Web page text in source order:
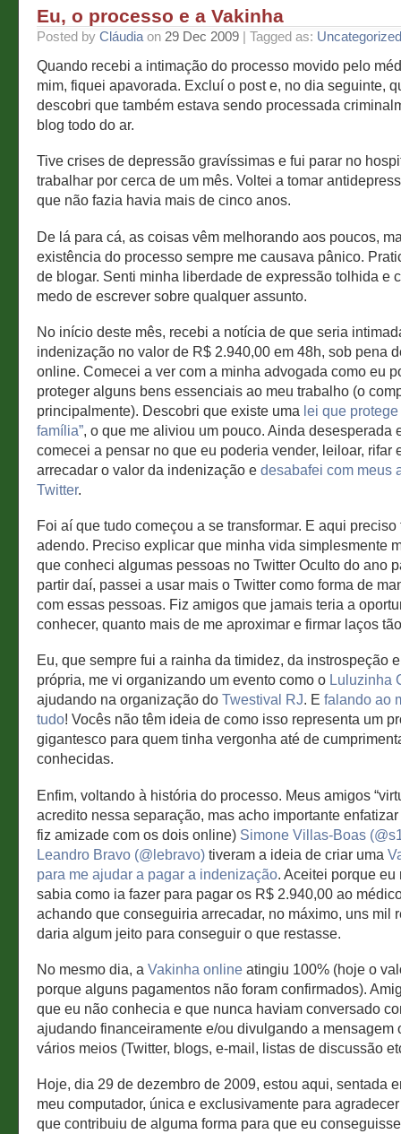
Eu, o processo e a Vakinha
Posted by Cláudia on 29 Dec 2009 | Tagged as: Uncategorized
Quando recebi a intimação do processo movido pelo
mim, fiquei apavorada. Excluí o post e, no dia seguinte,
descobri que também estava sendo processada
blog todo do ar.
Tive crises de depressão gravíssimas e fui parar no
trabalhar por cerca de um mês. Voltei a tomar
que não fazia havia mais de cinco anos.
De lá para cá, as coisas vêm melhorando aos poucos,
existência do processo sempre me causava pânico.
de blogar. Senti minha liberdade de expressão tolhida e
medo de escrever sobre qualquer assunto.
No início deste mês, recebi a notícia de que seria
indenização no valor de R$ 2.940,00 em 48h, sob pena
online. Comecei a ver com a minha advogada como eu
proteger alguns bens essenciais ao meu trabalho (o
principalmente). Descobri que existe uma lei que protege
família”, o que me aliviou um pouco. Ainda desesperada
comecei a pensar no que eu poderia vender, leiloar, rifar
arrecadar o valor da indenização e desabafei com meus
Twitter.
Foi aí que tudo começou a se transformar. E aqui preciso
adendo. Preciso explicar que minha vida simplesmente
que conheci algumas pessoas no Twitter Oculto do ano
partir daí, passei a usar mais o Twitter como forma de
com essas pessoas. Fiz amigos que jamais teria a
conhecer, quanto mais de me aproximar e firmar laços
Eu, que sempre fui a rainha da timidez, da instrospeção
própria, me vi organizando um evento como o Luluzinha
ajudando na organização do Twestival RJ. E falando ao
tudo! Vocês não têm ideia de como isso representa um
gigantesco para quem tinha vergonha até de
conhecidas.
Enfim, voltando à história do processo. Meus amigos
acredito nessa separação, mas acho importante
fiz amizade com os dois online) Simone Villas-Boas
Leandro Bravo (@lebravo) tiveram a ideia de criar uma
para me ajudar a pagar a indenização . Aceitei porque
sabia como ia fazer para pagar os R$ 2.940,00 ao
achando que conseguiria arrecadar, no máximo, uns mil
daria algum jeito para conseguir o que restasse.
No mesmo dia, a Vakinha online atingiu 100% (hoje o
porque alguns pagamentos não foram confirmados).
que eu não conhecia e que nunca haviam conversado
ajudando financeiramente e/ou divulgando a mensagem
vários meios (Twitter, blogs, e-mail, listas de discussão
Hoje, dia 29 de dezembro de 2009, estou aqui, sentada
meu computador, única e exclusivamente para
que contribuiu de alguma forma para que eu